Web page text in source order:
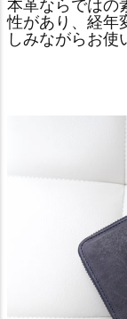
本革ならではの
性があり、経年
しみながらお使